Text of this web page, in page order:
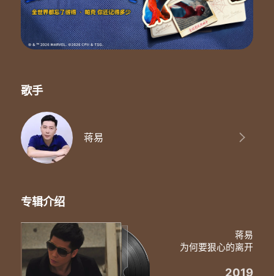
让我慢慢的去学会放手
午夜醉酒无度的放纵
醒来却是如此难受
试着努力忘却记忆
也无法走进你的生命
甘心为你守侯一生
你却一次次让我伤心
你为何要狠心的离开我
让我的心如此的伤痛
真心付出换回了你的冷漠
难道爱一个人真的有错
给我一点时间还我一点空间
你为何要狠心的离开我
让我的心如此的伤痛
真心付出换回了你的冷漠
难道爱一个人真的有错
歌手
蒋易
专辑介绍
蒋易
为何要狠心的离开
2019